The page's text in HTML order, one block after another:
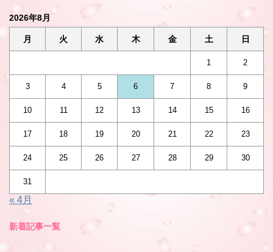
2026年8月
月 火 水 木 金 土 日
1 2
3 4 5 6 7 8 9
10 11 12 13 14 15 16
17 18 19 20 21 22 23
24 25 26 27 28 29 30
31
« 4月
新着記事一覧